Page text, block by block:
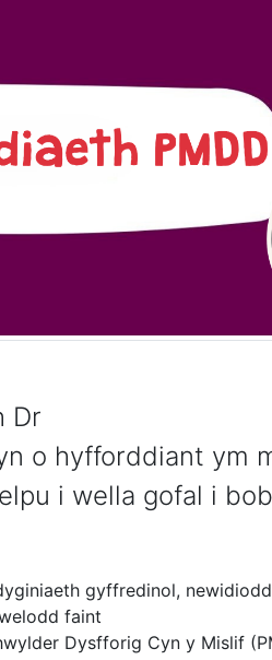
Dr
o hyfforddiant ym
i wella gofal i
gyffredinol,
faint
Dysfforig Cyn y Mislif